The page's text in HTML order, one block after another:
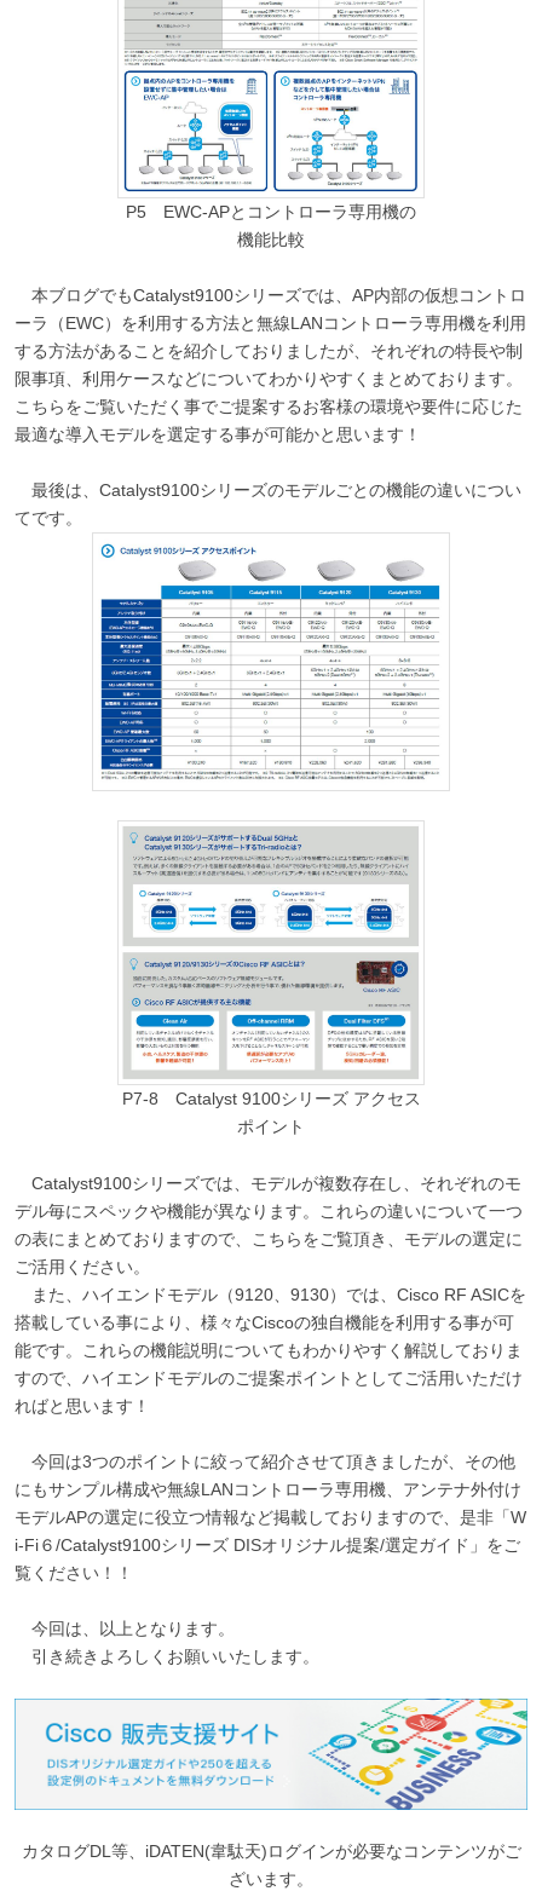
P5 EWC-APとコントローラ専用機の
機能比較
本ブログでもCatalyst9100シリーズでは、AP内部の仮想コントロ
ーラ（EWC）を利用する方法と無線LANコントローラ専用機を利用
する方法があることを紹介しておりましたが、それぞれの特長や制
限事項、利用ケースなどについてわかりやすくまとめております。
こちらをご覧いただく事でご提案するお客様の環境や要件に応じた
最適な導入モデルを選定する事が可能かと思います！
最後は、Catalyst9100シリーズのモデルごとの機能の違いについ
てです。
P7-8 Catalyst 9100シリーズ アクセス
ポイント
Catalyst9100シリーズでは、モデルが複数存在し、それぞれのモ
デル毎にスペックや機能が異なります。これらの違いについて一つ
の表にまとめておりますので、こちらをご覧頂き、モデルの選定に
ご活用ください。
また、ハイエンドモデル（9120、9130）では、Cisco RF ASICを
搭載している事により、様々なCiscoの独自機能を利用する事が可
能です。これらの機能説明についてもわかりやすく解説しておりま
すので、ハイエンドモデルのご提案ポイントとしてご活用いただけ
ればと思います！
今回は3つのポイントに絞って紹介させて頂きましたが、その他
にもサンプル構成や無線LANコントローラ専用機、アンテナ外付け
モデルAPの選定に役立つ情報など掲載しておりますので、是非「W
i-Fi６/Catalyst9100シリーズ DISオリジナル提案/選定ガイド」をご
覧ください！！
今回は、以上となります。
引き続きよろしくお願いいたします。
カタログDL等、iDATEN(韋駄天)ログインが必要なコンテンツがご
ざいます。